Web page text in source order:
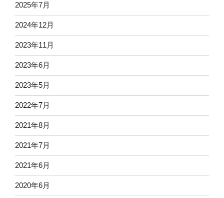
2025年7月
2024年12月
2023年11月
2023年6月
2023年5月
2022年7月
2021年8月
2021年7月
2021年6月
2020年6月